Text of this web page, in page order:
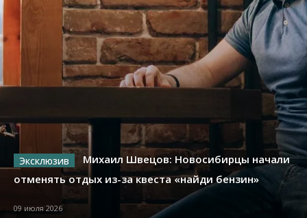
Михаил Швецов: Новосибирцы начали
отменять отдых из-за квеста «найди бензин»
09 июля 2026